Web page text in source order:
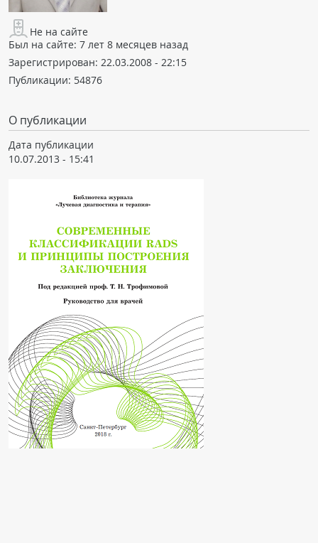
Не на сайте
Был на сайте: 7 лет 8 месяцев назад
Зарегистрирован: 22.03.2008 - 22:15
Публикации: 54876
О публикации
Дата публикации
10.07.2013 - 15:41